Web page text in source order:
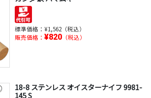
標準価格： ¥1,562（税込）
販売価格： ¥820（税込）
18-8 ステンレス オイスターナイフ 9981-
145 S